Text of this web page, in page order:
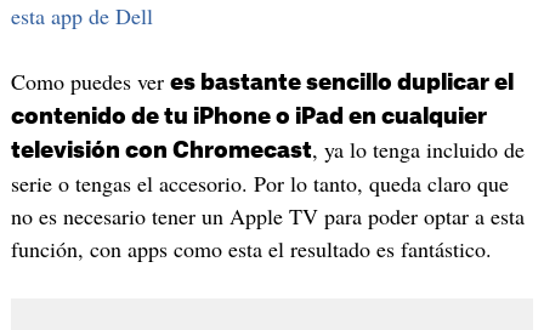
esta app de Dell
Como puedes ver es bastante sencillo duplicar el
contenido de tu iPhone o iPad en cualquier
televisión con Chromecast, ya lo tenga incluido de
serie o tengas el accesorio. Por lo tanto, queda claro que
no es necesario tener un Apple TV para poder optar a esta
función, con apps como esta el resultado es fantástico.